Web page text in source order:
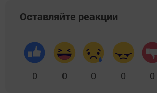
Оставляйте реакции
0 0 0 0 0